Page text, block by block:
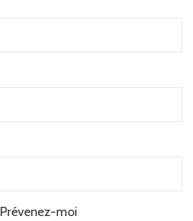
Prévenez-moi